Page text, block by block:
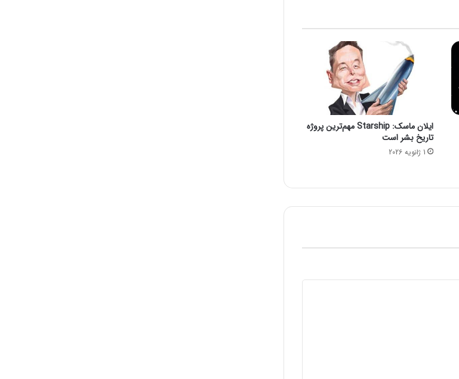
ایلان ماسک: Starship مهم‌ترین پروژه
تاریخ بشر است
1 ژانویه 2026